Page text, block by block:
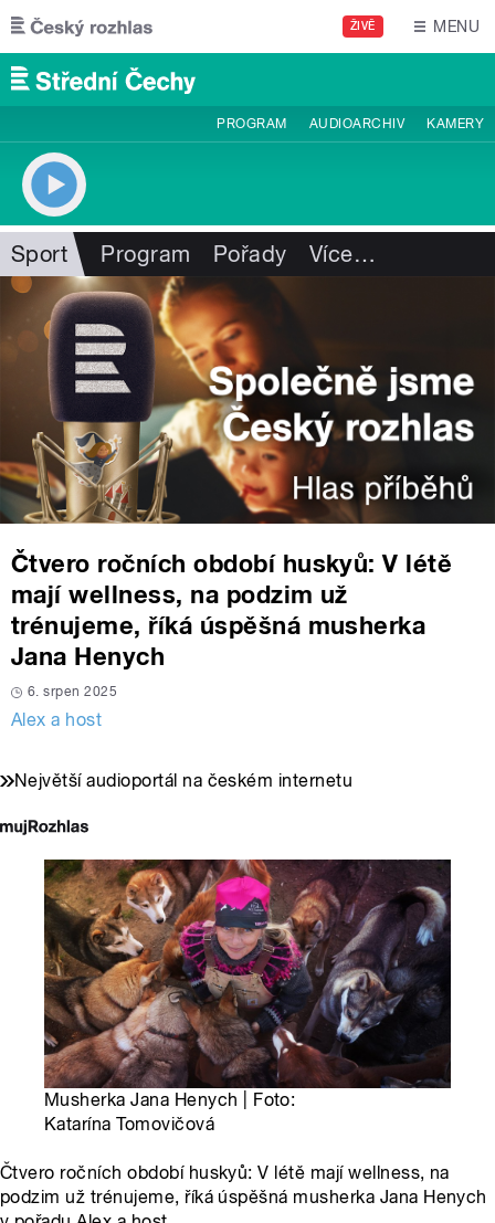
Přejít k hlavnímu obsahu
ŽIVĚ MENU
PROGRAM AUDIOARCHIV KAMERY
Sport Program Pořady Více…
Čtvero ročních období huskyů: V létě
mají wellness, na podzim už
trénujeme, říká úspěšná musherka
Jana Henych
6. srpen 2025
Alex a host
Největší audioportál na českém internetu
Musherka Jana Henych | Foto:
Katarína Tomovičová
Čtvero ročních období huskyů: V létě mají wellness, na
podzim už trénujeme, říká úspěšná musherka Jana Henych